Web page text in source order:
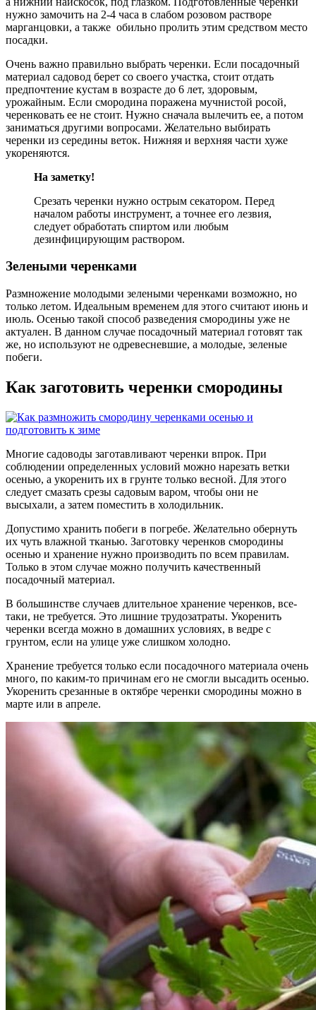
нужно замочить на 2-4 часа в слабом розовом растворе
марганцовки, а также обильно пролить этим средством место
посадки.
Очень важно правильно выбрать черенки. Если посадочный
материал садовод берет со своего участка, стоит отдать
предпочтение кустам в возрасте до 6 лет, здоровым,
урожайным. Если смородина поражена мучнистой росой,
черенковать ее не стоит. Нужно сначала вылечить ее, а потом
заниматься другими вопросами. Желательно выбирать
черенки из середины веток. Нижняя и верхняя части хуже
укореняются.
На заметку!
Срезать черенки нужно острым секатором. Перед
началом работы инструмент, а точнее его лезвия,
следует обработать спиртом или любым
дезинфицирующим раствором.
Зелеными черенками
Размножение молодыми зелеными черенками возможно, но
только летом. Идеальным временем для этого считают июнь и
июль. Осенью такой способ разведения смородины уже не
актуален. В данном случае посадочный материал готовят так
же, но используют не одревесневшие, а молодые, зеленые
побеги.
Как заготовить черенки смородины
Многие садоводы заготавливают черенки впрок. При
соблюдении определенных условий можно нарезать ветки
осенью, а укоренить их в грунте только весной. Для этого
следует смазать срезы садовым варом, чтобы они не
высыхали, а затем поместить в холодильник.
Допустимо хранить побеги в погребе. Желательно обернуть
их чуть влажной тканью. Заготовку черенков смородины
осенью и хранение нужно производить по всем правилам.
Только в этом случае можно получить качественный
посадочный материал.
В большинстве случаев длительное хранение черенков, все-
таки, не требуется. Это лишние трудозатраты. Укоренить
черенки всегда можно в домашних условиях, в ведре с
грунтом, если на улице уже слишком холодно.
Хранение требуется только если посадочного материала очень
много, по каким-то причинам его не смогли высадить осенью.
Укоренить срезанные в октябре черенки смородины можно в
марте или в апреле.